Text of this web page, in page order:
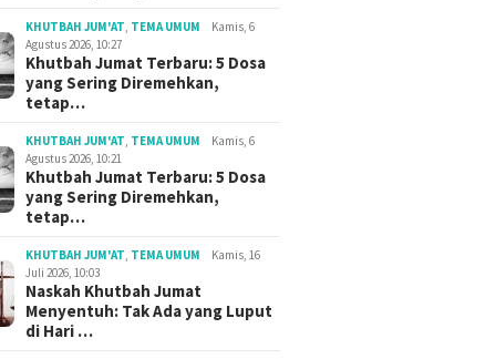
KHUTBAH JUM'AT, TEMA UMUM
Kamis, 6
Agustus 2026, 10:27
Khutbah Jumat Terbaru: 5 Dosa
yang Sering Diremehkan,
tetap…
KHUTBAH JUM'AT, TEMA UMUM
Kamis, 6
Agustus 2026, 10:21
Khutbah Jumat Terbaru: 5 Dosa
yang Sering Diremehkan,
tetap…
KHUTBAH JUM'AT, TEMA UMUM
Kamis, 16
Juli 2026, 10:03
Naskah Khutbah Jumat
Menyentuh: Tak Ada yang Luput
di Hari …